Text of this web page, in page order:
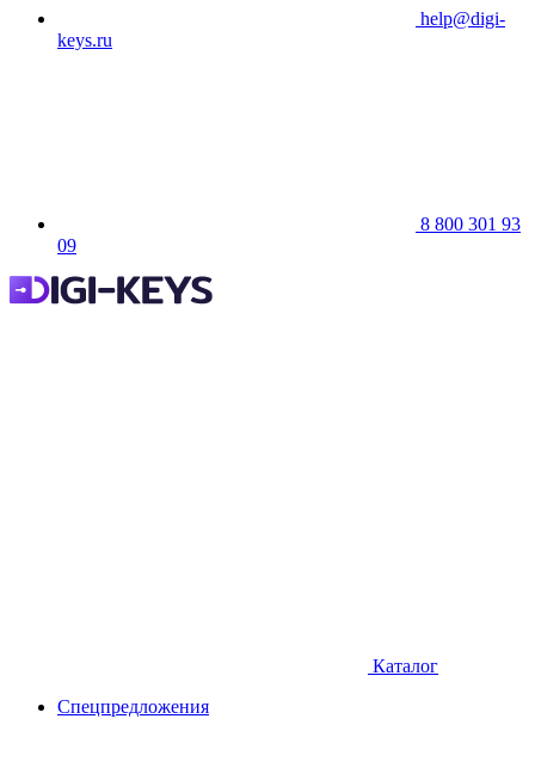
help@digi-
keys.ru
8 800 301 93
09
Каталог
Спецпредложения